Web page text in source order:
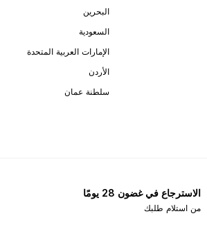
البحرين
السعودية
الإمارات العربية المتحدة
الأردن
سلطنة عمان
الاسترجاع في غضون 28 يومًا
من استلام طلبك